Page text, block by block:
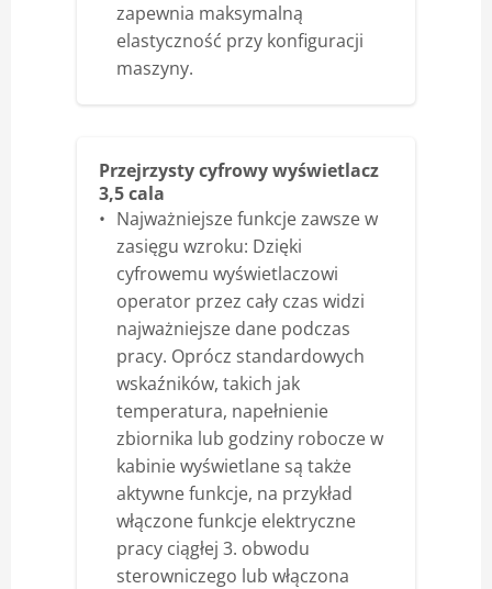
zapewnia maksymalną
elastyczność przy konfiguracji
maszyny.
Przejrzysty cyfrowy wyświetlacz
3,5 cala
Najważniejsze funkcje zawsze w
zasięgu wzroku: Dzięki
cyfrowemu wyświetlaczowi
operator przez cały czas widzi
najważniejsze dane podczas
pracy. Oprócz standardowych
wskaźników, takich jak
temperatura, napełnienie
zbiornika lub godziny robocze w
kabinie wyświetlane są także
aktywne funkcje, na przykład
włączone funkcje elektryczne
pracy ciągłej 3. obwodu
sterowniczego lub włączona